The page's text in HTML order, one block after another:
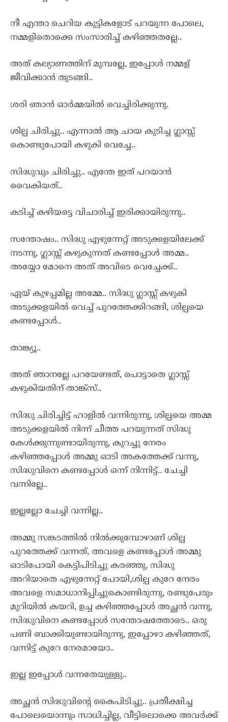
നീ എന്താ ചെറിയ കുട്ടികളോട് പറയുന്ന പോലെ,
നമ്മളിതൊക്കെ സംസാരിച്ച് കഴിഞ്ഞതല്ലേ..
അത്‌ കല്യാണത്തിന് മുമ്പല്ലേ, ഇപ്പോൾ നമ്മള്
ജീവിക്കാൻ തുടങ്ങി..
ശരി ഞാൻ ഓർമ്മയിൽ വെച്ചിരിക്കുന്നു.
ശില്പ ചിരിച്ചു.. എന്നാൽ ആ ചായ കുടിച്ച ഗ്ലാസ്സ്
കൊണ്ടുപോയി കഴുകി വെച്ചേ..
സിദ്ധുവും ചിരിച്ചു.. എന്തേ ഇത് പറയാൻ
വൈകിയത്..
കടിച്ച് കഴിയട്ടെ വിചാരിച്ച് ഇരിക്കായിരുന്നു..
സന്തോഷം.. സിദ്ധു എഴുന്നേറ്റ് അടുക്കളയിലേക്ക്
നടന്നു, ഗ്ലാസ്സ് കഴുകുന്നത് കണ്ടപ്പോൾ അമ്മ..
അയ്യോ മോനെ അത്‌ അവിടെ വെച്ചേക്ക്..
ഏയ്‌ കുഴപ്പമില്ല അമ്മേ.. സിദ്ധു ഗ്ലാസ്സ് കഴുകി
അടുക്കളയിൽ വെച്ച് പുറത്തേക്കിറങ്ങി, ശില്പയെ
കണ്ടപ്പോൾ..
താങ്ക്യൂ..
അത് ഞാനല്ലേ പറയേണ്ടത്, പൊട്ടാതെ ഗ്ലാസ്സ്
കഴുകിയതിന് താങ്ക്സ്..
സിദ്ധു ചിരിച്ചിട്ട് ഹാളിൽ വന്നിരുന്നു, ശില്പയെ അമ്മ
അടുക്കളയിൽ നിന്ന് ചീത്ത പറയുന്നത് സിദ്ധു
കേൾക്കുന്നുണ്ടായിരുന്നു, കുറച്ചു നേരം
കഴിഞ്ഞപ്പോൾ അമ്മു ഓടി അകത്തേക്ക് വന്നു,
സിദ്ധുവിനെ കണ്ടപ്പോൾ ഒന്ന് നിന്നിട്ട്.. ചേച്ചി
വന്നില്ലേ..
ഇല്ലല്ലോ ചേച്ചി വന്നില്ല..
അമ്മു സങ്കടത്തിൽ നിൽക്കുമ്പോഴാണ് ശില്പ
പുറത്തേക്ക് വന്നത്, അവളെ കണ്ടപ്പോൾ അമ്മു
ഓടിപോയി കെട്ടിപിടിച്ചു കരഞ്ഞു, സിദ്ധു
അറിയാതെ എഴുന്നേറ്റ് പോയി,ശില്പ കുറേ നേരം
അവളെ സമാധാനിപ്പിച്ചുകൊണ്ടിരുന്നു, രണ്ടുപേരും
മുറിയിൽ കയറി, ഉച്ച കഴിഞ്ഞപ്പോൾ അച്ഛൻ വന്നു,
സിദ്ധുവിനെ കണ്ടപ്പോൾ സന്തോഷത്തോടെ.. ഒരു
പണി ബാക്കിയുണ്ടായിരുന്നു, ഇപ്പോഴാ കഴിഞ്ഞത്,
വന്നിട്ട് കുറേ നേരമായോ..
ഇല്ല ഇപ്പോൾ വന്നതേയുള്ളു..
അച്ഛൻ സിദ്ധുവിന്റെ കൈപിടിച്ചു.. പ്രതീക്ഷിച്ച
പോലെയൊന്നും സാധിച്ചില്ല, വീട്ടിലൊക്കെ അവർക്ക്